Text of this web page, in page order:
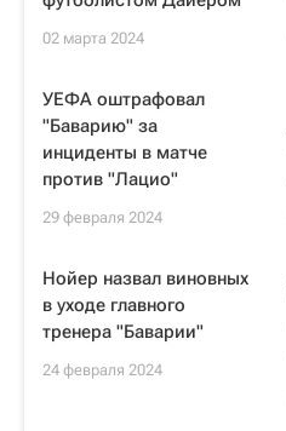
02 марта 2024
УЕФА оштрафовал
"Баварию" за
инциденты в матче
против "Лацио"
29 февраля 2024
Нойер назвал виновных
в уходе главного
тренера "Баварии"
24 февраля 2024